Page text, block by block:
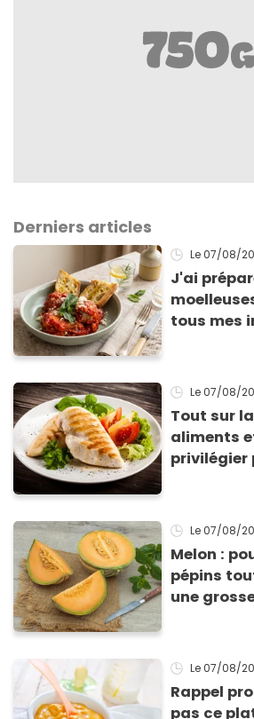
Derniers articles
Le 07/08/
J'ai
tous mes
Le 07/08/
Tout sur
aliments
privilégier
Le 07/08/
Melon :
pépins
une
Le 07/08/
Rappel
pas ce